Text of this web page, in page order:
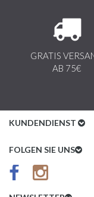
GRATIS
AB 75€
KUNDENDIENST
Kundenservice
AGB
FOLGEN SIE UNS